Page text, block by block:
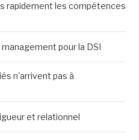
rapidement les compétences
pour la DSI
n'arrivent pas à
et relationnel